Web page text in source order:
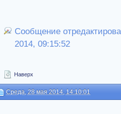
Сообщение
2014, 09:15:52
Наверх
Среда, 28 мая 2014, 14:10:01